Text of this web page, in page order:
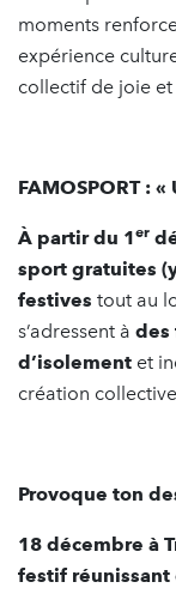
moments
expérience
collectif de joie
FAMOSPORT : «
À partir du 1er
sport gratuites
festives tout au
s’adressent à des
d ’isolement et
création
Provoque ton
18 décembre à
festif réunissant